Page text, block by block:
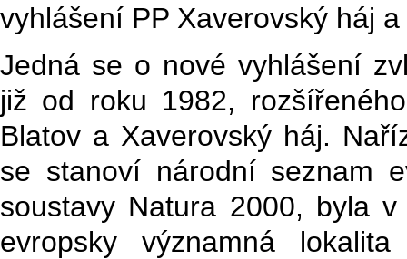
vyhlášení PP Xaverovský háj
Jedná se o nové vyhlášení
již od roku 1982,
Blatov a Xaverovský háj.
se stanoví národní seznam
soustavy Natura 2000, byla
evropsky významná